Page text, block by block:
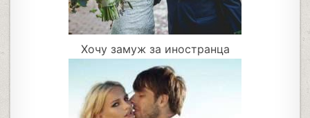
Хочу замуж за иностранца